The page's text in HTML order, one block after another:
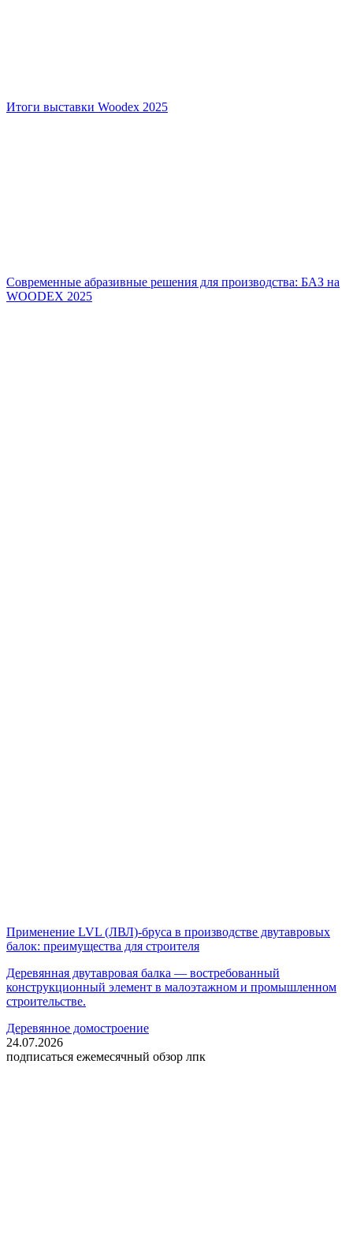
Итоги выставки Woodex 2025
Современные абразивные решения для производства: БАЗ на
WOODEX 2025
Применение LVL (ЛВЛ)-бруса в производстве двутавровых
балок: преимущества для строителя
Деревянная двутавровая балка — востребованный
конструкционный элемент в малоэтажном и промышленном
строительстве.
Деревянное домостроение
24.07.2026
подписаться ежемесячный обзор лпк